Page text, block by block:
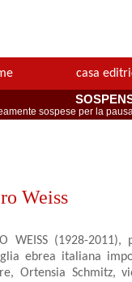
casa
sospese per la
Weiss
WEISS (1928-
ebrea italiana
Ortensia Schmitz,